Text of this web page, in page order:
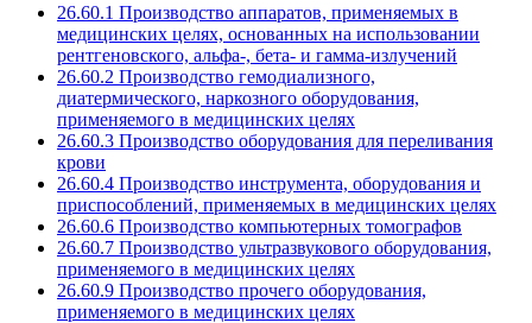
26.60.1 Производство аппаратов, применяемых в
медицинских целях, основанных на использовании
рентгеновского, альфа-, бета- и гамма-излучений
26.60.2 Производство гемодиализного,
диатермического, наркозного оборудования,
применяемого в медицинских целях
26.60.3 Производство оборудования для переливания
крови
26.60.4 Производство инструмента, оборудования и
приспособлений, применяемых в медицинских целях
26.60.6 Производство компьютерных томографов
26.60.7 Производство ультразвукового оборудования,
применяемого в медицинских целях
26.60.9 Производство прочего оборудования,
применяемого в медицинских целях